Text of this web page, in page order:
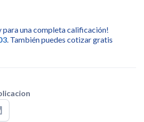
para una completa calificación!
. También puedes cotizar gratis